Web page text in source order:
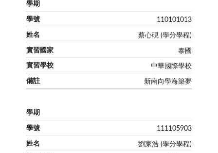
110101013
蔡心硯 (學分學程)
泰國
中華國際學校
新南向學海築夢
111105903
劉家浩 (學分學程)